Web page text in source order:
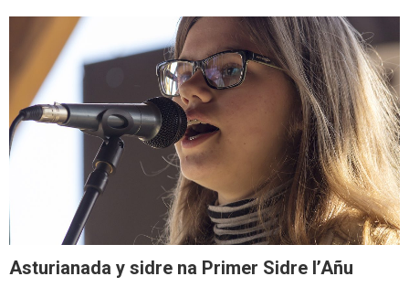
Asturianada y sidre na Primer Sidre l’Añu